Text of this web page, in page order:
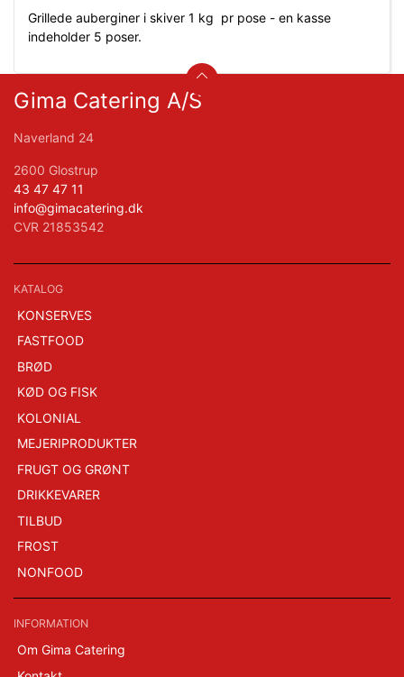
Grillede auberginer i skiver 1 kg pr pose - en kasse
indeholder 5 poser.
Gima Catering A/S
Naverland 24
2600 Glostrup
43 47 47 11
info@gimacatering.dk
CVR 21853542
KATALOG
KONSERVES
FASTFOOD
BRØD
KØD OG FISK
KOLONIAL
MEJERIPRODUKTER
FRUGT OG GRØNT
DRIKKEVARER
TILBUD
FROST
NONFOOD
INFORMATION
Om Gima Catering